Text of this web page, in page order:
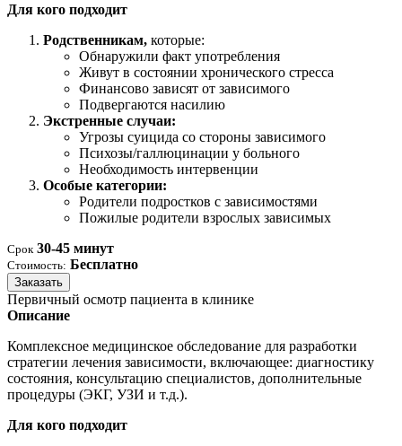
Для кого подходит
Родственникам, которые:
Обнаружили факт употребления
Живут в состоянии хронического стресса
Финансово зависят от зависимого
Подвергаются насилию
Экстренные случаи:
Угрозы суицида со стороны зависимого
Психозы/галлюцинации у больного
Необходимость интервенции
Особые категории:
Родители подростков с зависимостями
Пожилые родители взрослых зависимых
Срок 30-45 минут
Стоимость: Бесплатно
Заказать
Первичный осмотр пациента в клинике
Описание
Комплексное медицинское обследование для разработки
стратегии лечения зависимости, включающее: диагностику
состояния, консультацию специалистов, дополнительные
процедуры (ЭКГ, УЗИ и т.д.).
Для кого подходит